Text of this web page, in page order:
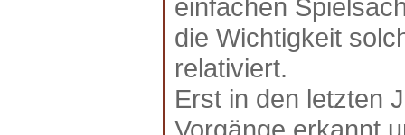
einfachen
die Wichtigkeit
relativiert.
Erst in den letzten